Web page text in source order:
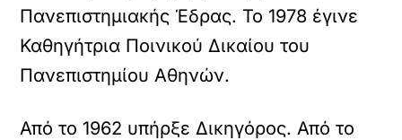
Πανεπιστημιακής Έδρας. Το 1978 έγινε
Καθηγήτρια Ποινικού Δικαίου του
Πανεπιστημίου Αθηνών.
Από το 1962 υπήρξε Δικηγόρος. Από το